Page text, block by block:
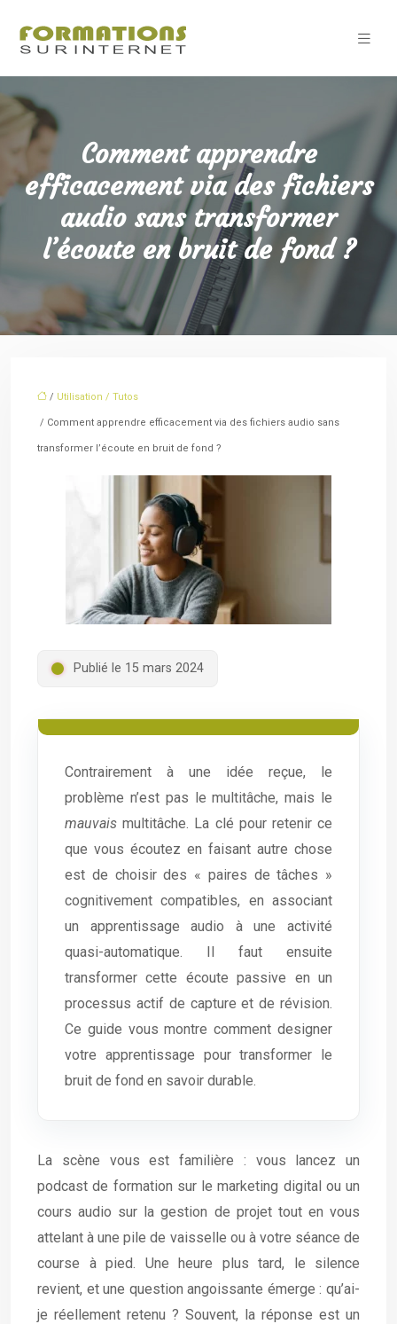
Comment apprendre
efficacement via des fichiers
audio sans transformer
l’écoute en bruit de fond ?
/ Utilisation / Tutos
/ Comment apprendre efficacement via des fichiers audio sans
transformer l’écoute en bruit de fond ?
Publié le 15 mars 2024
Contrairement à une idée reçue, le
problème n’est pas le multitâche, mais le
mauvais multitâche. La clé pour retenir ce
que vous écoutez en faisant autre chose
est de choisir des « paires de tâches »
cognitivement compatibles, en associant
un apprentissage audio à une activité
quasi-automatique. Il faut ensuite
transformer cette écoute passive en un
processus actif de capture et de révision.
Ce guide vous montre comment designer
votre apprentissage pour transformer le
bruit de fond en savoir durable.
La scène vous est familière : vous lancez un
podcast de formation sur le marketing digital ou un
cours audio sur la gestion de projet tout en vous
attelant à une pile de vaisselle ou à votre séance de
course à pied. Une heure plus tard, le silence
revient, et une question angoissante émerge : qu’ai-
je réellement retenu ? Souvent, la réponse est un